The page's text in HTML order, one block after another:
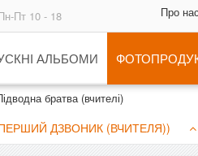
Пт 10 - 18 Про нас
АЛЬБОМИ
братва (вчителі)
ДЗВОНИК (ВЧИТЕЛЯ))